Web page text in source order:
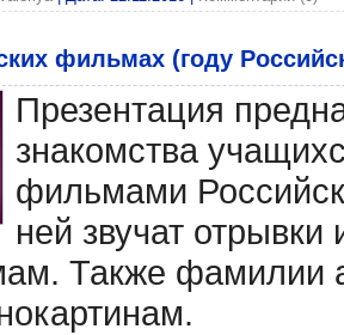
фильмах (году
Презентация
знакомства
фильмами
ней звучат отрывки
Также фамилии